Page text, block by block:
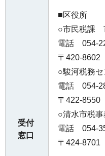
受付
窓口
■区役所
○市民税課
電話 054-
〒420-
○駿河税務セ
電話 054-
〒422-
○清水市税
電話 054-
〒424-